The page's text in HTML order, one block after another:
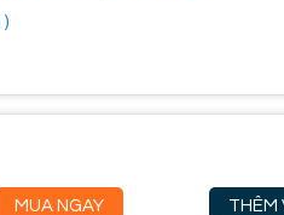
MUA NGAY THÊM